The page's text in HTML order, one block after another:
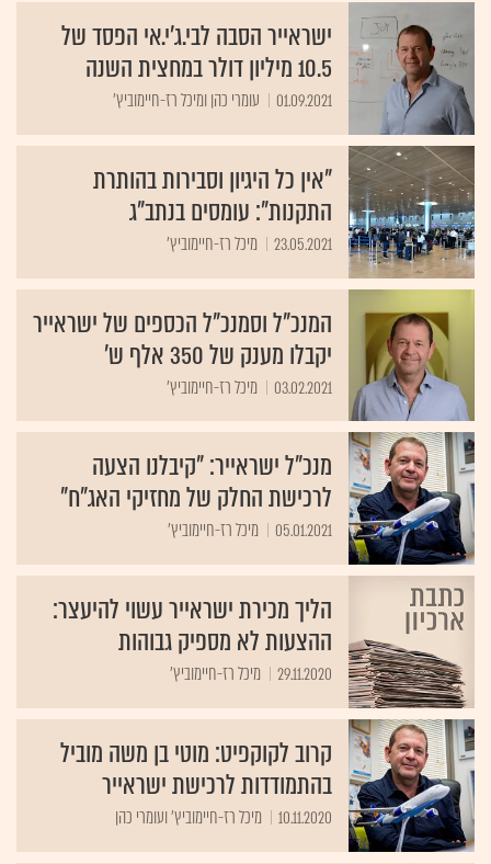
ישראייר הסבה לבי.ג'י.אי הפסד של
10.5 מיליון דולר במחצית השנה
01.09.2021 עומרי כהן ומיכל רז-חיימוביץ'
"אין כל היגיון וסבירות בהותרת
התקנות": עומסים בנתב"ג
23.05.2021 מיכל רז-חיימוביץ'
המנכ"ל וסמנכ"ל הכספים של ישראייר
יקבלו מענק של 350 אלף ש'
03.02.2021 מיכל רז-חיימוביץ'
מנכ"ל ישראייר: "קיבלנו הצעה
לרכישת החלק של מחזיקי האג"ח"
05.01.2021 מיכל רז-חיימוביץ'
הליך מכירת ישראייר עשוי להיעצר:
ההצעות לא מספיק גבוהות
29.11.2020 מיכל רז-חיימוביץ'
קרוב לקוקפיט: מוטי בן משה מוביל
בהתמודדות לרכישת ישראייר
10.11.2020 מיכל רז-חיימוביץ' ועומרי כהן